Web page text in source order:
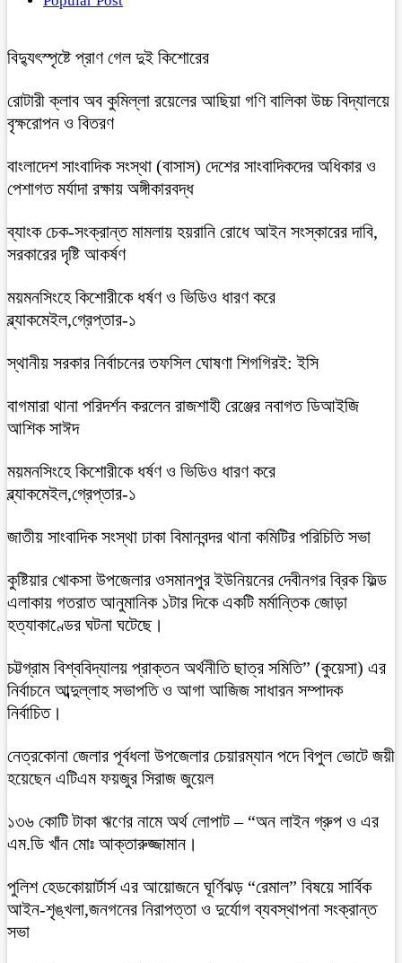
বিদ্যুৎস্পৃষ্টে প্রাণ গেল দুই কিশোরের
রোটারী ক্লাব অব কুমিল্লা রয়েলের আছিয়া গণি বালিকা উচ্চ বিদ্যালয়ে
বৃক্ষরোপন ও বিতরণ
বাংলাদেশ সাংবাদিক সংস্থা (বাসাস) দেশের সাংবাদিকদের অধিকার ও
পেশাগত মর্যাদা রক্ষায় অঙ্গীকারবদ্ধ
ব্যাংক চেক-সংক্রান্ত মামলায় হয়রানি রোধে আইন সংস্কারের দাবি,
সরকারের দৃষ্টি আকর্ষণ
ময়মনসিংহে কিশোরীকে ধর্ষণ ও ভিডিও ধারণ করে
ব্ল্যাকমেইল,গ্রেপ্তার-১
স্থানীয় সরকার নির্বাচনের তফসিল ঘোষণা শিগগিরই: ইসি
বাগমারা থানা পরিদর্শন করলেন রাজশাহী রেঞ্জের নবাগত ডিআইজি
আশিক সাঈদ
ময়মনসিংহে কিশোরীকে ধর্ষণ ও ভিডিও ধারণ করে
ব্ল্যাকমেইল,গ্রেপ্তার-১
জাতীয় সাংবাদিক সংস্থা ঢাকা বিমানবন্দর থানা কমিটির পরিচিতি সভা
কুষ্টিয়ার খোকসা উপজেলার ওসমানপুর ইউনিয়নের দেবীনগর ব্রিক ফিল্ড
এলাকায় গতরাত আনুমানিক ১টার দিকে একটি মর্মান্তিক জোড়া
হত্যাকাণ্ডের ঘটনা ঘটেছে।
চট্টগ্রাম বিশ্ববিদ্যালয় প্রাক্তন অর্থনীতি ছাত্র সমিতি” (কুয়েসা) এর
নির্বাচনে আব্দুল্লাহ সভাপতি ও আগা আজিজ সাধারন সম্পাদক
নির্বাচিত।
নেত্রকোনা জেলার পূর্বধলা উপজেলার চেয়ারম্যান পদে বিপুল ভোটে জয়ী
হয়েছেন এটিএম ফয়জুর সিরাজ জুয়েল
১৩৬ কোটি টাকা ঋণের নামে অর্থ লোপাট – “অন লাইন গ্রুপ ও এর
এম.ডি খাঁন মোঃ আক্তারুজ্জামান।
পুলিশ হেডকোয়ার্টার্স এর আয়োজনে ঘূর্ণিঝড় “রেমাল” বিষয়ে সার্বিক
আইন-শৃঙ্খলা,জনগনের নিরাপত্তা ও দুর্যোগ ব্যবস্থাপনা সংক্রান্ত
সভা